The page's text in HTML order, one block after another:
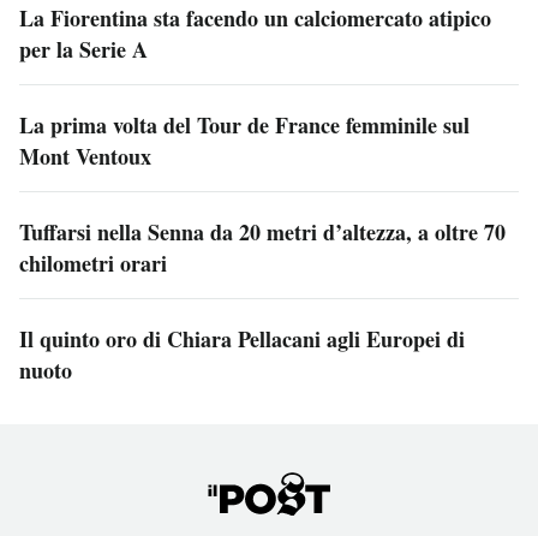
La Fiorentina sta facendo un calciomercato atipico
per la Serie A
La prima volta del Tour de France femminile sul
Mont Ventoux
Tuffarsi nella Senna da 20 metri d’altezza, a oltre 70
chilometri orari
Il quinto oro di Chiara Pellacani agli Europei di
nuoto